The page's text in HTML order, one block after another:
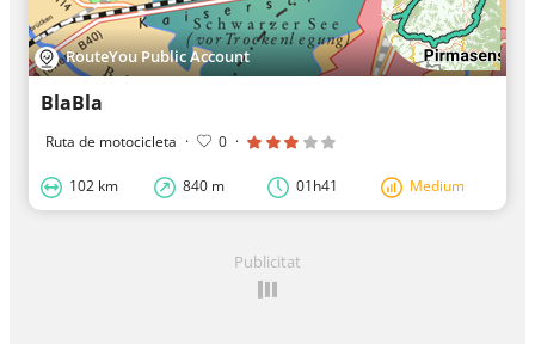
RouteYou Public Account
BlaBla
Ruta de motocicleta · 0 ·
102 km 840 m 01h41 Medium
Publicitat